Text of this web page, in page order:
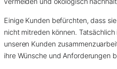
Einige Kunden befürchten, dass
nicht mitreden können.
unseren Kunden
ihre Wünsche und Anforderungen